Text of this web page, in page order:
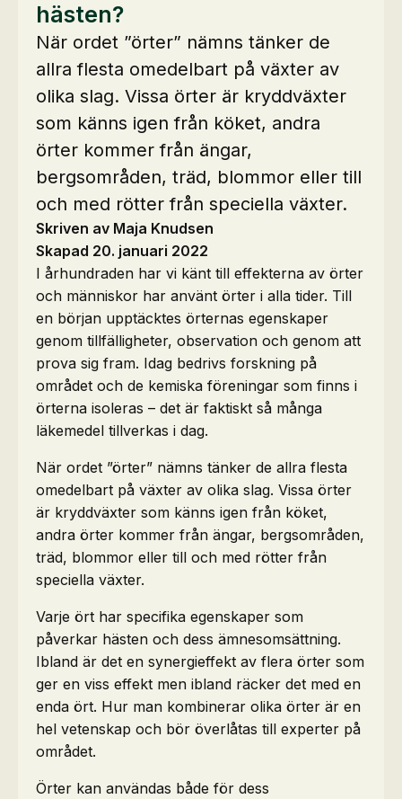
hästen?
När ordet ”örter” nämns tänker de
allra flesta omedelbart på växter av
olika slag. Vissa örter är kryddväxter
som känns igen från köket, andra
örter kommer från ängar,
bergsområden, träd, blommor eller till
och med rötter från speciella växter.
Skriven av Maja Knudsen
Skapad 20. januari 2022
I århundraden har vi känt till effekterna av örter
och människor har använt örter i alla tider. Till
en början upptäcktes örternas egenskaper
genom tillfälligheter, observation och genom att
prova sig fram. Idag bedrivs forskning på
området och de kemiska föreningar som finns i
örterna isoleras – det är faktiskt så många
läkemedel tillverkas i dag.
När ordet ”örter” nämns tänker de allra flesta
omedelbart på växter av olika slag. Vissa örter
är kryddväxter som känns igen från köket,
andra örter kommer från ängar, bergsområden,
träd, blommor eller till och med rötter från
speciella växter.
Varje ört har specifika egenskaper som
påverkar hästen och dess ämnesomsättning.
Ibland är det en synergieffekt av flera örter som
ger en viss effekt men ibland räcker det med en
enda ört. Hur man kombinerar olika örter är en
hel vetenskap och bör överlåtas till experter på
området.
Örter kan användas både för dess